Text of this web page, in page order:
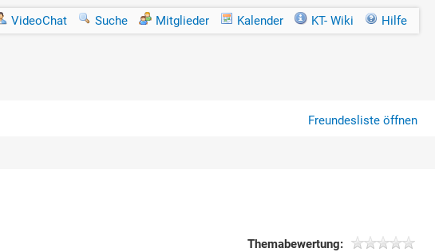
VideoChat Suche Mitglieder Kalender KT- Wiki Hilfe
Freundesliste öffnen
Themabewertung: